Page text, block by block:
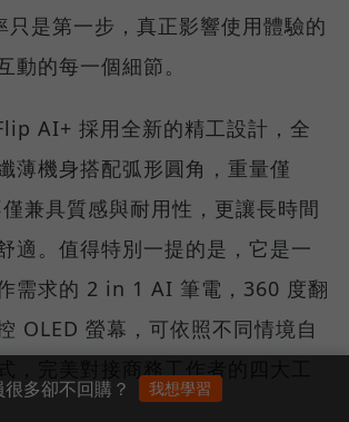
只是第一步，真正影響使用體驗的
動的每一個細節。
AI+ 採用全新的精工設計，全
薄機身搭配弧形圓角，重量僅
兼具質感與耐用性，更讓長時間
適。值得特別一提的是，它是一
需求的 2 in 1 AI 筆電，360 度翻
OLED 螢幕，可依照不同情境自
多卻不回購？ 我想學習